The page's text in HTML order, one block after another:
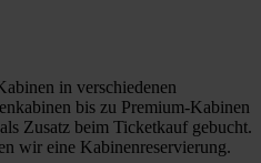
in verschiedenen
bis zu Premium-Kabinen
Zusatz beim Ticketkauf gebucht.
wir eine Kabinenreservierung.